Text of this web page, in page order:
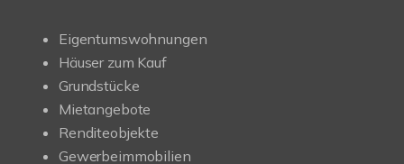
Eigentumswohnungen
Häuser zum Kauf
Grundstücke
Mietangebote
Renditeobjekte
Gewerbeimmobilien